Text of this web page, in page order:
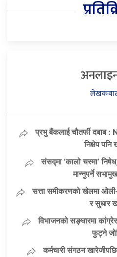
प्रभु बैंकलाई चौतर्फी दबाब :
निक्षेप पनि
संसद्मा ‘कालो चस्मा’
मान्नुपर्ने
सत्ता समीकरणको खेलमा
र सुधार
विभाजनको सङ्घारमा
फुट्ने
कर्मचारी संगठन